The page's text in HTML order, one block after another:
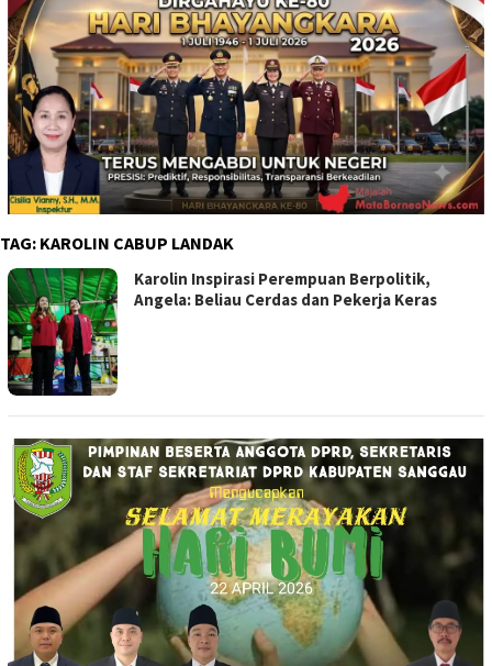
TAG: KAROLIN CABUP LANDAK
Karolin Inspirasi Perempuan Berpolitik,
Angela: Beliau Cerdas dan Pekerja Keras